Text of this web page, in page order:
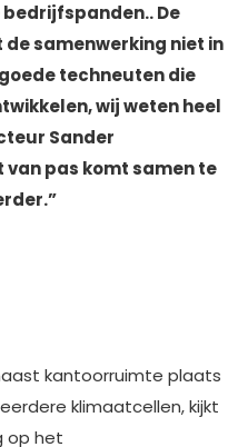
De
samenwerking niet in
techneuten die
wij weten heel
Sander
van pas komt samen te
kantoorruimte plaats
klimaatcellen, kijkt
op het